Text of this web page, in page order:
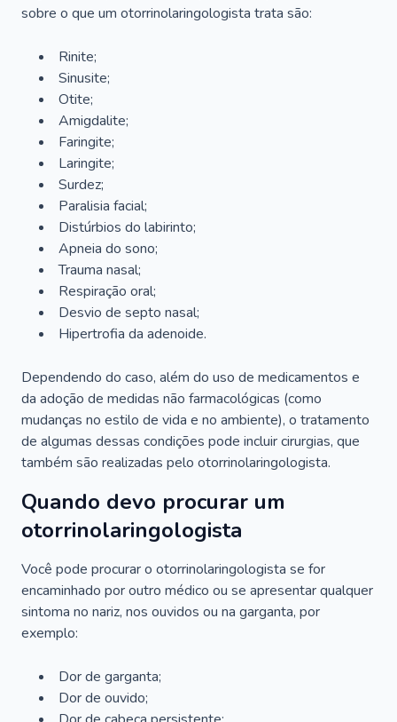
sobre o que um otorrinolaringologista trata são:
Rinite;
Sinusite;
Otite;
Amigdalite;
Faringite;
Laringite;
Surdez;
Paralisia facial;
Distúrbios do labirinto;
Apneia do sono;
Trauma nasal;
Respiração oral;
Desvio de septo nasal;
Hipertrofia da adenoide.
Dependendo do caso, além do uso de medicamentos e
da adoção de medidas não farmacológicas (como
mudanças no estilo de vida e no ambiente), o tratamento
de algumas dessas condições pode incluir cirurgias, que
também são realizadas pelo otorrinolaringologista.
Quando devo procurar um
otorrinolaringologista
Você pode procurar o otorrinolaringologista se for
encaminhado por outro médico ou se apresentar qualquer
sintoma no nariz, nos ouvidos ou na garganta, por
exemplo:
Dor de garganta;
Dor de ouvido;